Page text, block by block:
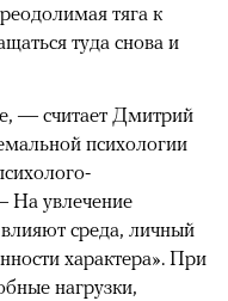
тяга к
туда снова и
— считает Дмитрий
психологии
На увлечение
среда, личный
характера». При
нагрузки,